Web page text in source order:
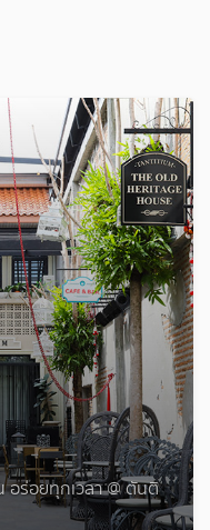
ร่อยทุกเวลา @ ตันติ